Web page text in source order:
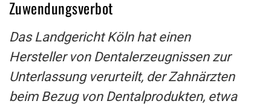
Zuwendungsverbot
Das Landgericht Köln hat einen
Hersteller von Dentalerzeugnissen zur
Unterlassung verurteilt, der Zahnärzten
beim Bezug von Dentalprodukten, etwa